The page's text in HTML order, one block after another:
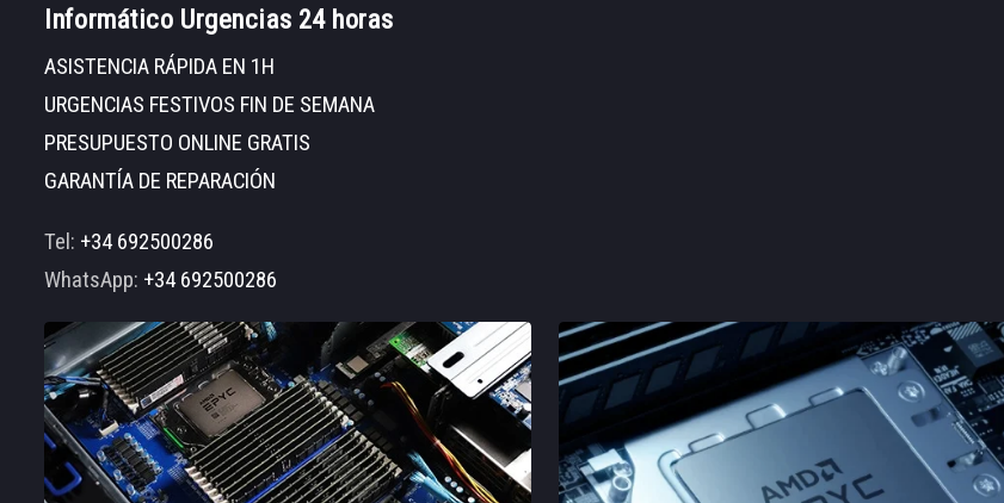
Informático Urgencias 24 horas
ASISTENCIA RÁPIDA EN 1H
URGENCIAS FESTIVOS FIN DE SEMANA
PRESUPUESTO ONLINE GRATIS
GARANTÍA DE REPARACIÓN
Tel: +34 692500286
WhatsApp: +34 692500286